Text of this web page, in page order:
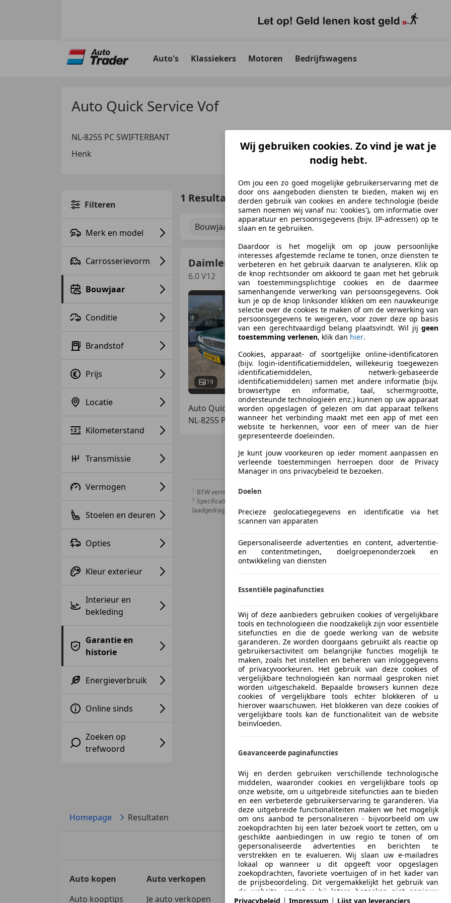
Auto's Klassiekers Motoren Bedrijfswagens
Auto Quick Service Vof
NL-8255 PC SWIFTERBANT
Henk
Filteren
Merk en model
Carrosserievorm
Bouwjaar
Conditie
Brandstof
Prijs
Locatie
Kilometerstand
Transmissie
Vermogen
Stoelen en deuren
Opties
Kleur exterieur
Interieur en
bekleding
Garantie en
historie
Energieverbruik
Online sinds
Zoeken op
trefwoord
1 Resultatenvoor uw zoekopdracht
Bouwjaar tot 2006 Schadeauto's tonen
Daimler Double Six
6.0 V12
19
€ 10.900
04/1995 120.531 km
Auto Quick Service Vof
NL-8255 PC SWIFTERBANT
Vorige 1
BTW verrekenbaar
Specificatie van de fabrikant voor nieuwe voertuigen. Afhankelijk van de kilometerstand,
laadgedrag, kan de radius van occasies aanzienlijk variëren.
Homepage Resultaten
Auto kopen
Auto kooptips
Auto verkopen
Je auto verkopen
Zakelijk
Adverteren autobedrijven
Over ons
Over ons / Contact
Wij gebruiken cookies. Zo vind je wat je
nodig hebt.
Om jou een zo goed mogelijke gebruikerservaring met de
door ons aangeboden diensten te bieden, maken wij en
derden gebruik van cookies en andere technologie (beide
samen noemen wij vanaf nu: 'cookies'), om informatie over
apparatuur en persoonsgegevens (bijv. IP-adressen) op te
slaan en te gebruiken.
Daardoor is het mogelijk om op jouw persoonlijke
interesses afgestemde reclame te tonen, onze diensten te
verbeteren en het gebruik daarvan te analyseren. Klik op
de knop rechtsonder om akkoord te gaan met het gebruik
van toestemmingsplichtige cookies en de daarmee
samenhangende verwerking van persoonsgegevens. Ook
kun je op de knop linksonder klikken om een nauwkeurige
selectie over de cookies te maken of om de verwerking van
persoonsgegevens te weigeren, voor zover deze op basis
van een gerechtvaardigd belang plaatsvindt. Wil jij geen
toestemming verlenen, klik dan hier.
Cookies, apparaat- of soortgelijke online-identificatoren
(bijv. login-identificatiemiddelen, willekeurig toegewezen
identificatiemiddelen, netwerk-gebaseerde
identificatiemiddelen) samen met andere informatie (bijv.
browsertype en informatie, taal, schermgrootte,
ondersteunde technologieën enz.) kunnen op uw apparaat
worden opgeslagen of gelezen om dat apparaat telkens
wanneer het verbinding maakt met een app of met een
website te herkennen, voor een of meer van de hier
gepresenteerde doeleinden.
Je kunt jouw voorkeuren op ieder moment aanpassen en
verleende toestemmingen herroepen door de Privacy
Manager in ons privacybeleid te bezoeken.
Doelen
Precieze geolocatiegegevens en identificatie via het
scannen van apparaten
Gepersonaliseerde advertenties en content, advertentie-
en contentmetingen, doelgroepenonderzoek en
ontwikkeling van diensten
Essentiële paginafuncties
Wij of deze aanbieders gebruiken cookies of vergelijkbare
tools en technologieën die noodzakelijk zijn voor essentiële
sitefuncties en die de goede werking van de website
garanderen. Ze worden doorgaans gebruikt als reactie op
gebruikersactiviteit om belangrijke functies mogelijk te
maken, zoals het instellen en beheren van inloggegevens
of privacyvoorkeuren. Het gebruik van deze cookies of
vergelijkbare technologieën kan normaal gesproken niet
worden uitgeschakeld. Bepaalde browsers kunnen deze
cookies of vergelijkbare tools echter blokkeren of u
hierover waarschuwen. Het blokkeren van deze cookies of
vergelijkbare tools kan de functionaliteit van de website
beïnvloeden.
Geavanceerde paginafuncties
Wij en derden gebruiken verschillende technologische
middelen, waaronder cookies en vergelijkbare tools op
onze website, om u uitgebreide sitefuncties aan te bieden
en een verbeterde gebruikerservaring te garanderen. Via
deze uitgebreide functionaliteiten maken we het mogelijk
om ons aanbod te personaliseren - bijvoorbeeld om uw
zoekopdrachten bij een later bezoek voort te zetten, om u
geschikte aanbiedingen in uw regio te tonen of om
gepersonaliseerde advertenties en berichten te
verstrekken en te evalueren. Wij slaan uw e-mailadres
lokaal op wanneer u dit opgeeft voor opgeslagen
zoekopdrachten, favoriete voertuigen of in het kader van
de prijsbeoordeling. Dit vergemakkelijkt het gebruik van
de website, omdat u bij latere bezoeken niet opnieuw
hoeft in te voeren. Met uw toestemming wordt op gebruik
Privacybeleid | Impressum | Lijst van leveranciers